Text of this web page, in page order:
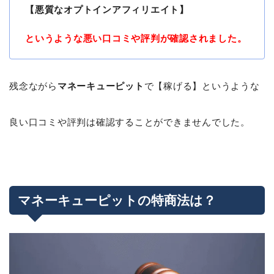
【悪質なオプトインアフィリエイト】
というような悪い口コミや評判が確認されました。
残念ながら マネーキューピット で【稼げる】というような
良い口コミや評判は確認することができませんでした。
マネーキューピットの特商法は？